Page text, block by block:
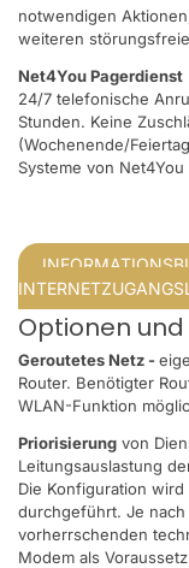
notwendigen
weiteren
Net4You Pagerdienst
24/7 telefonische
Stunden. Keine
(Wochenende/
Systeme von
Optionen
Geroutetes Netz -
Router. Benötigter
WLAN-Funktion
Priorisierung von
Leitungsauslastung
Die Konfiguration
durchgeführt. Je
vorherrschenden
Modem als